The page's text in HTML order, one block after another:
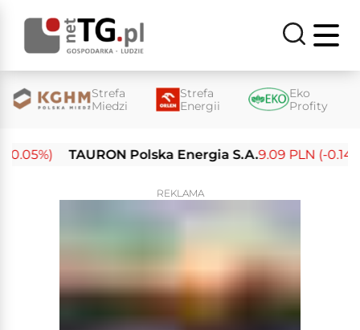
Strefa
Miedzi
Strefa
Energii
Eko
Profity
TAURON Polska Energia S.A.9.09 PLN (-0.14%)
REKLAMA